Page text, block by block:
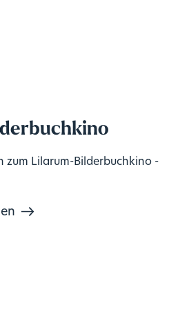
zum Lilarum-Bilderbuchkino -